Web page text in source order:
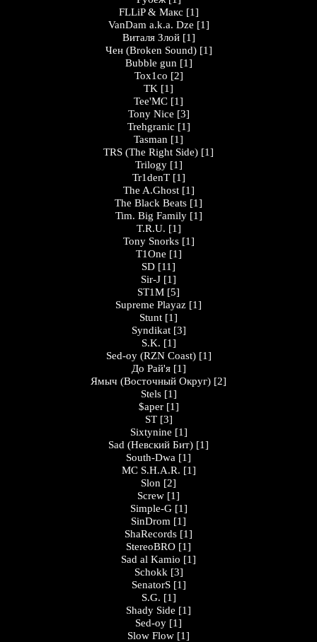
FLLiP & Макс [1]
VanDam a.k.a. Dze [1]
Виталя Злой [1]
Чен (Broken Sound) [1]
Bubble gun [1]
Tox1co [2]
TK [1]
Tee'MC [1]
Tony Nice [3]
Trehgranic [1]
Tasman [1]
TRS (The Right Side) [1]
Trilogy [1]
Tr1denT [1]
The A.Ghost [1]
The Black Beats [1]
Tim. Big Family [1]
T.R.U. [1]
Tony Snorks [1]
T1One [1]
SD [11]
Sir-J [1]
ST1M [5]
Supreme Playaz [1]
Stunt [1]
Syndikat [3]
S.K. [1]
Sed-oy (RZN Coast) [1]
До Рай'я [1]
Ямыч (Восточный Округ) [2]
Stels [1]
$aper [1]
ST [3]
Sixtynine [1]
Sad (Невский Бит) [1]
South-Dwa [1]
MC S.H.A.R. [1]
Slon [2]
Screw [1]
Simple-G [1]
SinDrom [1]
ShaRecords [1]
StereoBRO [1]
Sad al Kamio [1]
Schokk [3]
SenatorS [1]
S.G. [1]
Shady Side [1]
Sed-oy [1]
Slow Flow [1]